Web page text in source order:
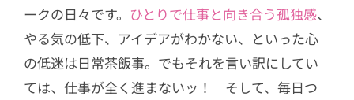
ークの日々です。 ひとりで仕事と向き合う孤独感、
やる気の低下、アイデアがわかない、といった心
の低迷は日常茶飯事。でもそれを言い訳にしてい
ては、仕事が全く進まないッ！ そして、毎日つ